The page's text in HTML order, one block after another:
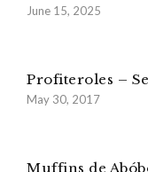
June 15, 2025
Profiteroles –
May 30, 2017
Muffins de